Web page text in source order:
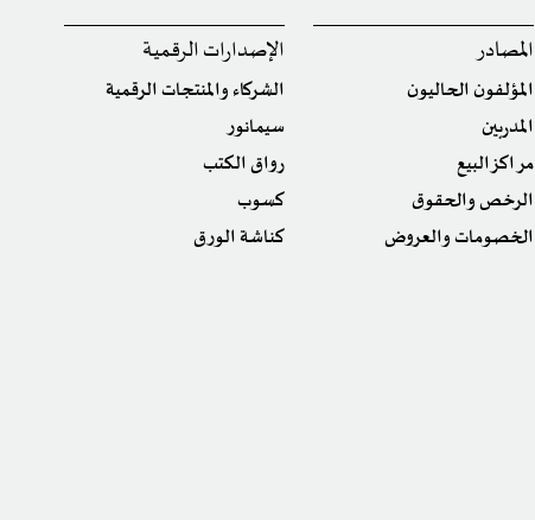
المصادر
المؤلفون الحاليون
المدربين
مراكز البيع
الرخص والحقوق
الخصومات والعروض
الإصدارات الرقمية
الشركاء والمنتجات الرقمية
سيمانور
رواق الكتب
كسوب
كناشة الورق